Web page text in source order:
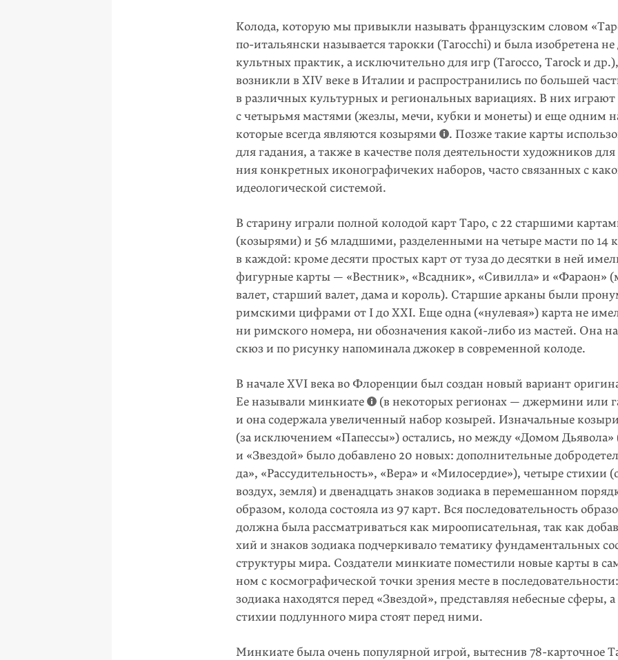
Колода, которую мы привыкли называть французским словом
по-итальянски называется тарокки (Tarocchi) и была изобретена
культных практик, а исключительно для игр (Tarocco, Tarock и
возникли в XIV веке в Италии и распростра­нились по большей
в различ­ных культурных и региональных вариациях. В них играют
с четырьмя мастями (жезлы, мечи, кубки и монеты) и еще одним
которые всегда являются козы­рями
. Позже такие карты
для гадания, а также в качестве поля дея­тельности худож­ников
ния конкрет­ных иконографичеких на­боров, часто связан­ных с
идеологической системой.
В старину играли полной колодой карт Таро, с 22 старшими
(козырями) и 56 млад­шими, разделенными на четыре масти по 14
в каждой: кроме десяти простых карт от туза до десятки в ней
фигурные карты — «Вестник», «Всадник», «Сивилла» и «Фара­он»
валет, старший валет, дама и король). Старшие арканы были
римскими цифрами от I до XXI. Еще одна («нулевая») карта не
ни римского номера, ни обозначениякакой-либоиз мастей. Она
скюз и по рисунку напоминала джокер в современной колоде.
В начале XVI века во Флоренции был создан новый вариант
Ее называли минкиате
(в некоторых регионах — джермини или
и она содержала увеличенный набор козырей. Изначальные
(за исключением «Папессы») остались, но между «Домом
и «Звездой» было добавлено 20 новых: дополнительные
да», «Рассудитель­ность», «Вера» и «Милосердие»), четыре стихии
воздух, земля) и двенадцать знаков зодиака в перемешанном
образом, колода состояла из 97 карт. Вся последовательность
должна была рассматриваться как мироописа­тельная, так как
хий и знаков зодиака подчеркивало тематику фундаментальных
структуры мира. Создатели минкиате поместили новые карты в
ном с космографической точки зрения месте в
зодиака находятся перед «Звездой», представляя небесные сферы,
стихии подлунного мира стоят перед ними.
Минкиате была очень популярной игрой, вытеснив 78-карточное